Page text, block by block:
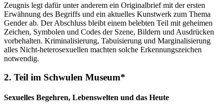
Zeugnis legt dafür unter anderem ein Originalbrief mit der ersten
Erwähnung des Begriffs und ein aktuelles Kunstwerk zum Thema
Gender ab. Der Abschluss bleibt einem belebten Teil mit geheimen
Zeichen, Symbolen und Codes der Szene, Bildern und Ausdrücken
vorbehalten. Kriminalisierung, Tabuisierung und Marginalisierung
alles Nicht-heterosexuellen machten solche Erkennungszeichen
notwendig.
2. Teil im Schwulen Museum*
Sexuelles Begehren, Lebenswelten und das Heute